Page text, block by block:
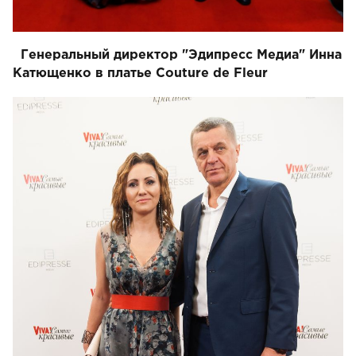
Генеральный директор "Эдипресс Медиа" Инна
Катющенко в платье Couture de Fleur